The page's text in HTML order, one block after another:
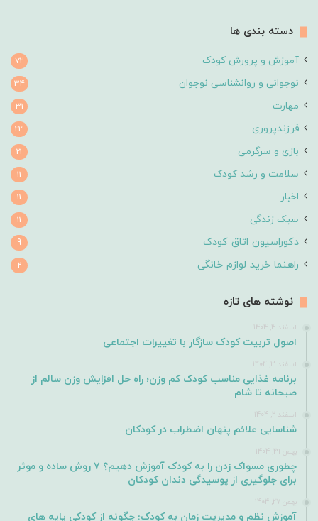
دسته بندی ها
آموزش و پرورش کودک 72
نوجوانی و روانشناسی نوجوان 34
مهارت 31
فرزندپروری 23
بازی و سرگرمی 21
سلامت و رشد کودک 11
اخبار 11
سبک زندگی 11
دکوراسیون اتاق کودک 9
راهنما خرید لوازم خانگی 2
نوشته های تازه
اسفند 4, 1404
اصول تربیت کودک سازگار با تغییرات اجتماعی
اسفند 3, 1404
برنامه غذایی مناسب کودک کم وزن؛ راه حل افزایش وزن سالم از
صبحانه تا شام
اسفند 2, 1404
شناسایی علائم پنهان اضطراب در کودکان
بهمن 29, 1404
چطوری مسواک زدن را به کودک آموزش دهیم؟ ۷ روش ساده و موثر
برای جلوگیری از پوسیدگی دندان کودکان
بهمن 27, 1404
آموزش نظم و مدیریت زمان به کودک؛ چگونه از کودکی پایه های